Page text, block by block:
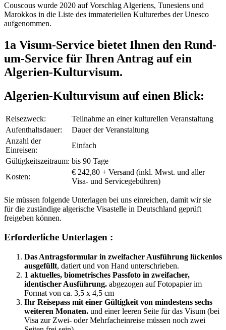
Couscous wurde 2020 auf Vorschlag Algeriens, Tunesiens und
Marokkos in die Liste des immateriellen Kulturerbes der Unesco
aufgenommen.
1a Visum-Service bietet Ihnen den Rund-
um-Service für Ihren Antrag auf ein
Algerien-Kulturvisum.
Algerien-Kulturvisum auf einen Blick:
Reisezweck:
Teilnahme an einer kulturellen Veranstaltung
Aufenthaltsdauer:
Dauer der Veranstaltung
Anzahl der
Einreisen:
Einfach
Gültigkeitszeitraum: bis 90 Tage
Kosten:
€ 242,80 + Versand (inkl. Mwst. und aller
Visa- und Servicegebühren)
Sie müssen folgende Unterlagen bei uns einreichen, damit wir sie
für die zuständige algerische Visastelle in Deutschland geprüft
freigeben können.
Erforderliche Unterlagen :
Das Antragsformular in zweifacher Ausführung lückenlos
ausgefüllt, datiert und von Hand unterschrieben.
1 aktuelles, biometrisches Passfoto in zweifacher,
identischer Ausführung. abgezogen auf Fotopapier im
Format von ca. 3,5 x 4,5 cm
Ihr Reisepass mit einer Gültigkeit von mindestens sechs
weiteren Monaten. und einer leeren Seite für das Visum (bei
Visa zur Zwei- oder Mehrfacheinreise müssen noch zwei